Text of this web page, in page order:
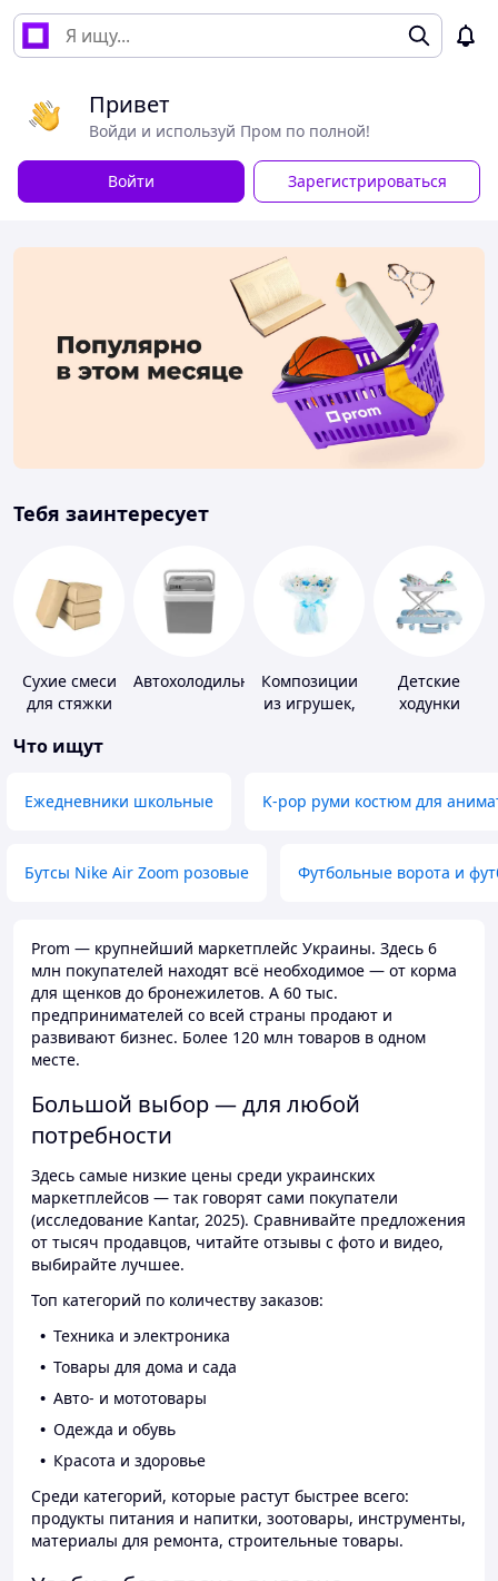
Привет
Войди и используй Пром по полной!
Войти Зарегистрироваться
Тебя заинтересует
Сухие смеси
для стяжки
АвтохолодильникиКомпозиции
из игрушек,
Детские
ходунки
Что ищут
Ежедневники школьные K-pop руми костюм для
Бутсы Nike Air Zoom розовые Футбольные ворота и
Prom — крупнейший маркетплейс Украины. Здесь 6
млн покупателей находят всё необходимое — от корма
для щенков до бронежилетов. А 60 тыс.
предпринимателей со всей страны продают и
развивают бизнес. Более 120 млн товаров в одном
месте.
Большой выбор — для любой
потребности
Здесь самые низкие цены среди украинских
маркетплейсов — так говорят сами покупатели
(исследование Kantar, 2025). Сравнивайте предложения
от тысяч продавцов, читайте отзывы с фото и видео,
выбирайте лучшее.
Топ категорий по количеству заказов:
Техника и электроника
Товары для дома и сада
Авто- и мототовары
Одежда и обувь
Красота и здоровье
Среди категорий, которые растут быстрее всего:
продукты питания и напитки, зоотовары, инструменты,
материалы для ремонта, строительные товары.